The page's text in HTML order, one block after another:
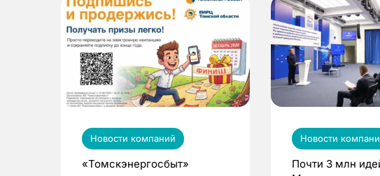
Новости компаний
«Томскэнергосбыт»
Новости
Почти 3 млн